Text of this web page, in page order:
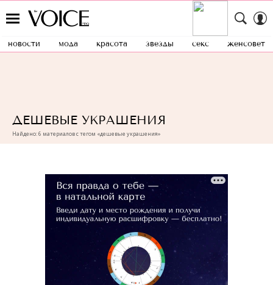
новости мода красота звезды секс женсовет
ДЕШЕВЫЕ УКРАШЕНИЯ
Найдено: 6 материалов с тегом «дешевые украшения»